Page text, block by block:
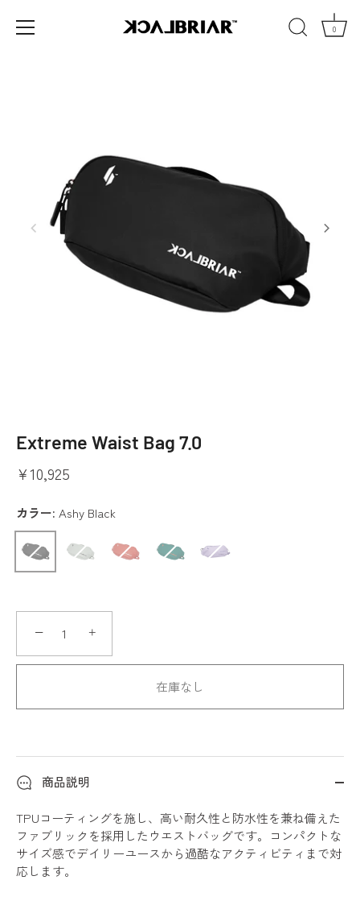
0
Extreme Waist Bag 7.0
¥10,925
カラー: Ashy Black
− +
在庫なし
商品説明
TPUコーティングを施し、高い耐久性と防水性を兼ね備えた
ファブリックを採用したウエストバッグです。コンパクトな
サイズ感でデイリーユースから過酷なアクティビティまで対
応します。